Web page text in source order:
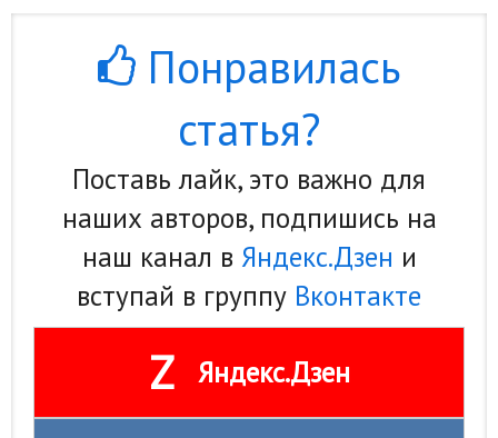
Понравилась
статья?
Поставь лайк, это важно для
наших авторов, подпишись на
наш канал в Яндекс.Дзен и
вступай в группу Вконтакте
Z Яндекс.Дзен